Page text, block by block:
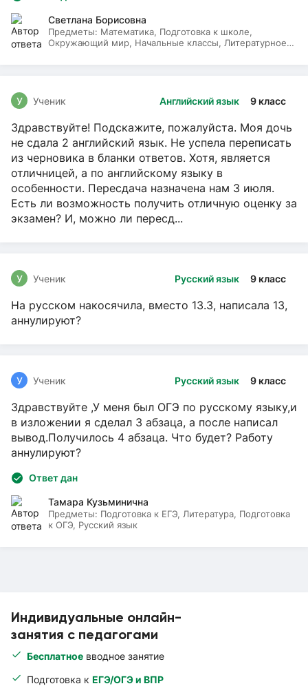
Индивидуальные онлайн-
занятия с педагогами
Бесплатное вводное занятие
Подготовка к ЕГЭ/ОГЭ и ВПР
Светлана Борисовна
Предметы: Математика, Подготовка к школе,
Окружающий мир, Начальные классы, Литературное
Английский язык 9 класс
У Ученик
Здравствуйте! Подскажите, пожалуйста. Моя дочь
не сдала 2 английский язык. Не успела переписать
из черновика в бланки ответов. Хотя, является
отличницей, а по английскому языку в
особенности. Пересдача назначена нам 3 июля.
Есть ли возможность получить отличную оценку за
экзамен? И, можно ли пересд...
Русский язык 9 класс
У Ученик
На русском накосячила, вместо 13.3, написала 13,
аннулируют?
Русский язык 9 класс
У Ученик
Здравствуйте ,У меня был ОГЭ по русскому языку,и
в изложении я сделал 3 абзаца, а после написал
вывод.Получилось 4 абзаца. Что будет? Работу
аннулируют?
Ответ дан
Тамара Кузьминична
Предметы: Подготовка к ЕГЭ, Литература, Подготовка
к ОГЭ, Русский язык